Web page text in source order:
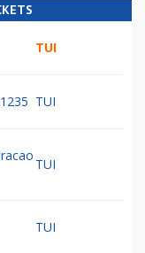
TUI
TUI
TUI
TUI